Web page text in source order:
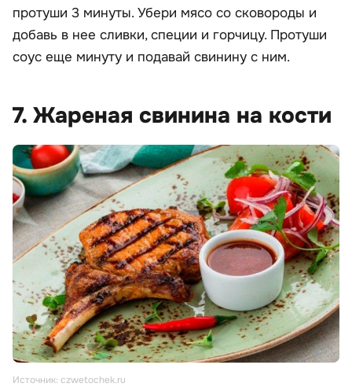
протуши 3 минуты. Убери мясо со сковороды и
добавь в нее сливки, специи и горчицу. Протуши
соус еще минуту и подавай свинину с ним.
7. Жареная свинина на кости
Источник: czwetochek.ru